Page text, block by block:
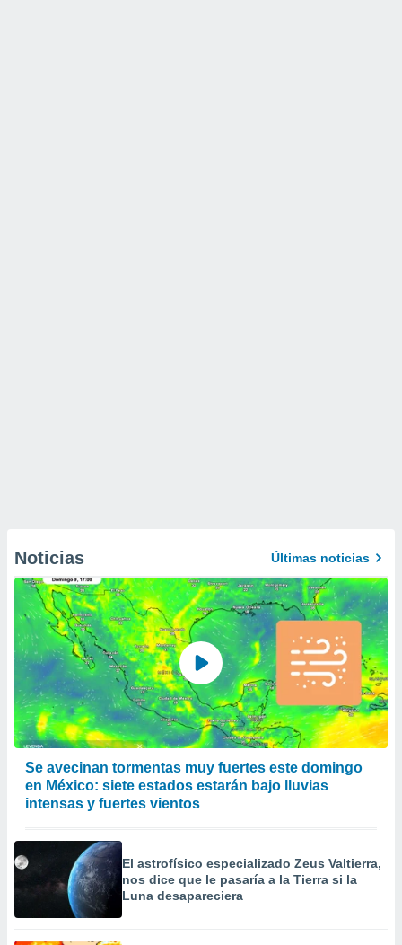
Noticias Últimas noticias
Se avecinan tormentas muy fuertes este domingo
en México: siete estados estarán bajo lluvias
intensas y fuertes vientos
El astrofísico especializado Zeus Valtierra,
nos dice que le pasaría a la Tierra si la
Luna desapareciera